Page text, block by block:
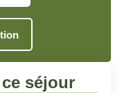
séjour